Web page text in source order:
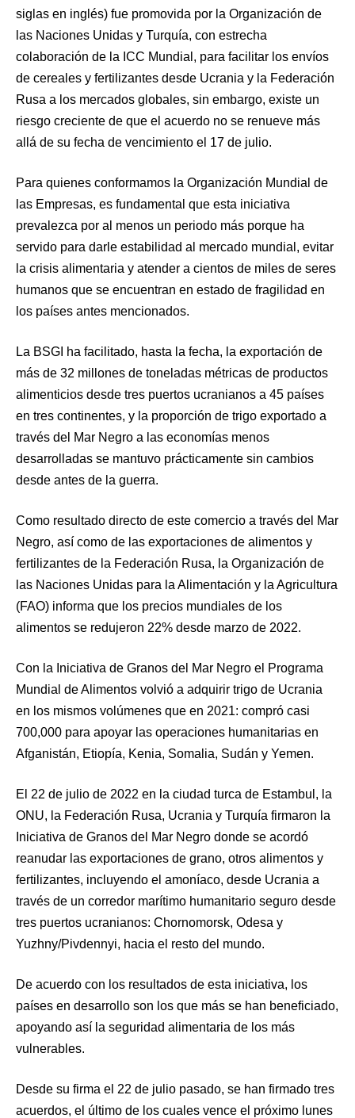
siglas en inglés) fue promovida por la Organización de
las Naciones Unidas y Turquía, con estrecha
colaboración de la ICC Mundial, para facilitar los envíos
de cereales y fertilizantes desde Ucrania y la Federación
Rusa a los mercados globales, sin embargo, existe un
riesgo creciente de que el acuerdo no se renueve más
allá de su fecha de vencimiento el 17 de julio.
Para quienes conformamos la Organización Mundial de
las Empresas, es fundamental que esta iniciativa
prevalezca por al menos un periodo más porque ha
servido para darle estabilidad al mercado mundial, evitar
la crisis alimentaria y atender a cientos de miles de seres
humanos que se encuentran en estado de fragilidad en
los países antes mencionados.
La BSGI ha facilitado, hasta la fecha, la exportación de
más de 32 millones de toneladas métricas de productos
alimenticios desde tres puertos ucranianos a 45 países
en tres continentes, y la proporción de trigo exportado a
través del Mar Negro a las economías menos
desarrolladas se mantuvo prácticamente sin cambios
desde antes de la guerra.
Como resultado directo de este comercio a través del Mar
Negro, así como de las exportaciones de alimentos y
fertilizantes de la Federación Rusa, la Organización de
las Naciones Unidas para la Alimentación y la Agricultura
(FAO) informa que los precios mundiales de los
alimentos se redujeron 22% desde marzo de 2022.
Con la Iniciativa de Granos del Mar Negro el Programa
Mundial de Alimentos volvió a adquirir trigo de Ucrania
en los mismos volúmenes que en 2021: compró casi
700,000 para apoyar las operaciones humanitarias en
Afganistán, Etiopía, Kenia, Somalia, Sudán y Yemen.
El 22 de julio de 2022 en la ciudad turca de Estambul, la
ONU, la Federación Rusa, Ucrania y Turquía firmaron la
Iniciativa de Granos del Mar Negro donde se acordó
reanudar las exportaciones de grano, otros alimentos y
fertilizantes, incluyendo el amoníaco, desde Ucrania a
través de un corredor marítimo humanitario seguro desde
tres puertos ucranianos: Chornomorsk, Odesa y
Yuzhny/Pivdennyi, hacia el resto del mundo.
De acuerdo con los resultados de esta iniciativa, los
países en desarrollo son los que más se han beneficiado,
apoyando así la seguridad alimentaria de los más
vulnerables.
Desde su firma el 22 de julio pasado, se han firmado tres
acuerdos, el último de los cuales vence el próximo lunes